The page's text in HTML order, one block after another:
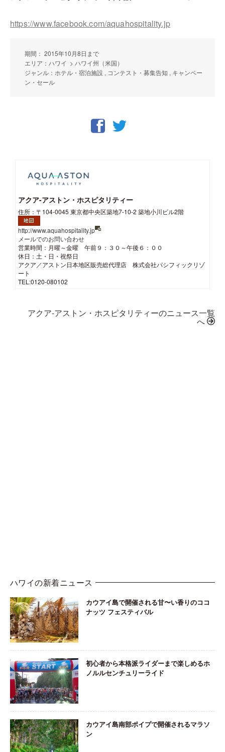
https://www.facebook.com/aquahospitality.jp
期間： 2015年10月8日まで
エリア：ハワイ > ハワイ州（米国）
ジャンル：ホテル・宿泊施設 , コンテスト・募集告知 , キャンペー
ン・セール
アクア-アストン・ホスピタリティー
住所：〒104-0045 東京都中央区築地7-10-2 築地小川ビル2階
http://www.aquahospitality.jp
メールでのお問い合わせ
営業時間：月曜～金曜 午前９：３０～午後６：００
休日：土・日・祝祭日
アクア／アストン日本地区販売総代理店 株式会社パシフィックリゾ
ート
TEL:0120-080102
アクア-アストン・ホスピタリティーのニュース一覧
へ
ハワイの新着ニュース
カウアイ島で開催される甘〜い香りのココ
ナッツ フェスティバル
初心者から本格派ライダーまで楽しめるホ
ノルルセンチュリーライド
カウアイ島南部ポイプで開催されるマラソ
ン